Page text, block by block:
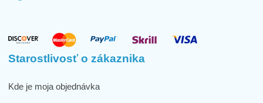
Starostlivosť o zákaznika
Kde je moja objednávka